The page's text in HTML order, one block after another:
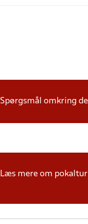
Spørgsmål omkring
Læs mere om